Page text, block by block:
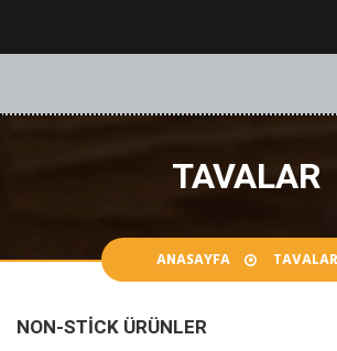
TAVALAR
ANASAYFA TAVALAR
NON-STICK ÜRÜNLER